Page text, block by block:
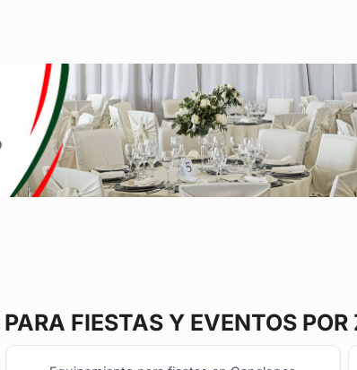
PARA FIESTAS Y EVENTOS POR